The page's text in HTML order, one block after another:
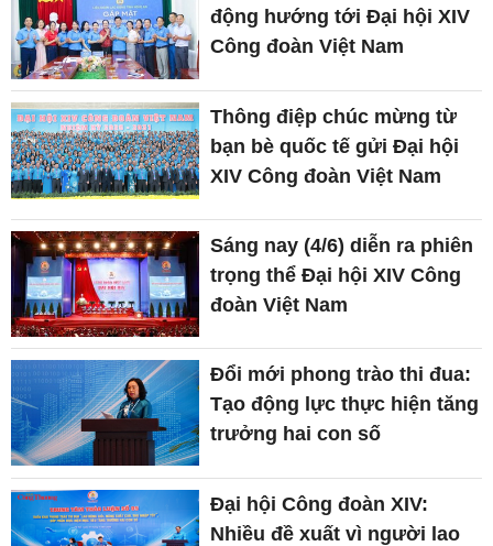
động hướng tới Đại hội XIV
Công đoàn Việt Nam
Thông điệp chúc mừng từ
bạn bè quốc tế gửi Đại hội
XIV Công đoàn Việt Nam
Sáng nay (4/6) diễn ra phiên
trọng thể Đại hội XIV Công
đoàn Việt Nam
Đổi mới phong trào thi đua:
Tạo động lực thực hiện tăng
trưởng hai con số
Đại hội Công đoàn XIV:
Nhiều đề xuất vì người lao